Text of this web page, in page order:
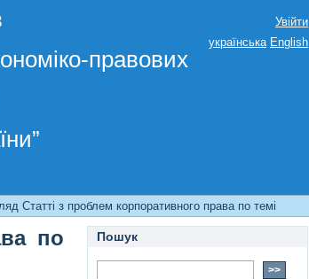
правових
темі
Увійти
українська English
Статті з проблем корпоративного права по темі
по
Пошук